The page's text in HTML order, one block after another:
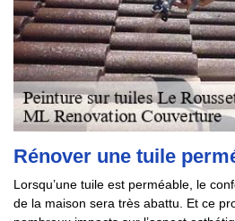
Rénover une tuile
Lorsqu’une tuile est perméable, le
de la maison sera très abattu. Et ce